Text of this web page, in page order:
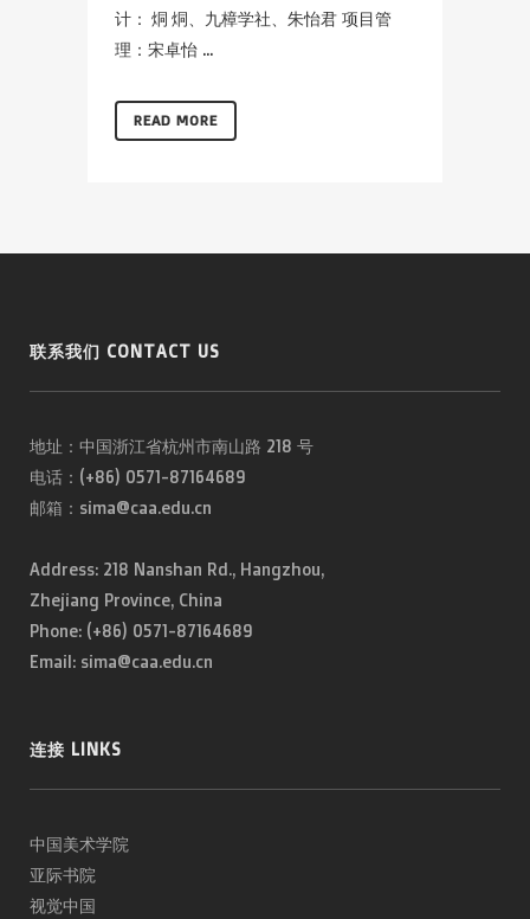
计： 烔 烔、九樟学社、朱怡君 项目管
理：宋卓怡 ...
READ MORE
联系我们 CONTACT US
地址：中国浙江省杭州市南山路 218 号
电话：(+86) 0571-87164689
邮箱：sima@caa.edu.cn
Address: 218 Nanshan Rd., Hangzhou,
Zhejiang Province, China
Phone: (+86) 0571-87164689
Email: sima@caa.edu.cn
连接 LINKS
中国美术学院
亚际书院
视觉中国